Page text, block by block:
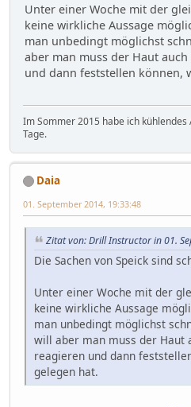
Unter einer Woche mit der
keine wirkliche Aussage
man unbedingt möglichst
aber man muss der Haut
und dann feststellen können,
Im Sommer 2015 habe ich
Tage.
Daia
01. September 2014, 19:33:48
Zitat von: Drill Instructor in 01.
Die Sachen von Speick sind
Unter einer Woche mit der
keine wirkliche Aussage
man unbedingt möglichst
will aber man muss der Haut
reagieren und dann
gelegen hat.